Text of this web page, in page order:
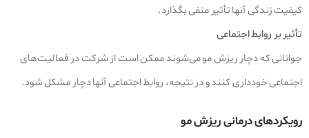
کیفیت زندگی آنها تأثیر منفی بگذارد.
تأثیر بر روابط اجتماعی
جوانانی که دچار ریزش مو می‌شوند ممکن است از شرکت در فعالیت‌های
اجتماعی خودداری کنند و در نتیجه، روابط اجتماعی آنها دچار مشکل شود.
رویکردهای درمانی ریزش مو